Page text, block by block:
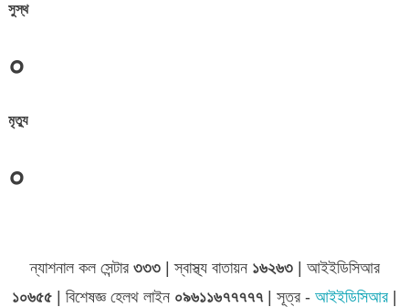
সুস্থ
০
মৃত্যু
০
ন্যাশনাল কল সেন্টার ৩৩৩| স্বাস্থ্য বাতায়ন ১৬২৬৩| আইইডিসিআর
১০৬৫৫ | বিশেষজ্ঞ হেলথ লাইন ০৯৬১১৬৭৭৭৭৭| সূত্র - আইইডিসিআর|